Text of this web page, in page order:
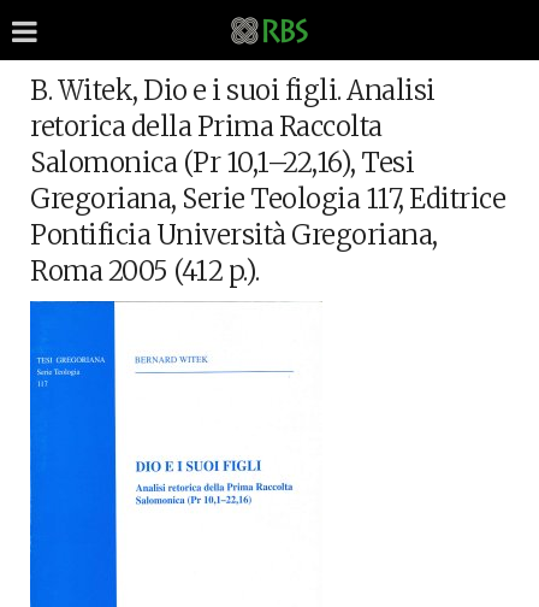
B. Witek, Dio e i suoi figli. Analisi
retorica della Prima Raccolta
Salomonica (Pr 10,1–22,16), Tesi
Gregoriana, Serie Teologia 117, Editrice
Pontificia Università Gregoriana,
Roma 2005 (412 p.).